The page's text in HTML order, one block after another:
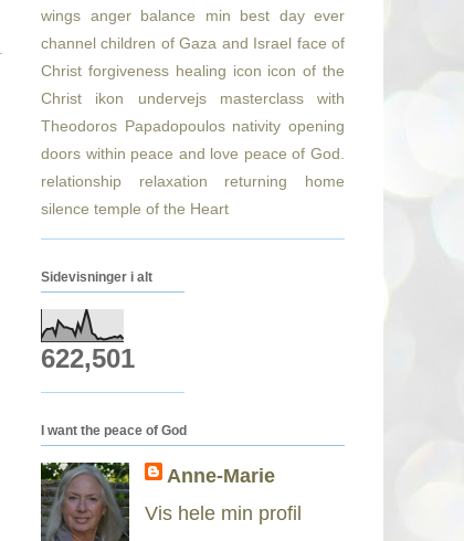
wings anger balance min
best day ever
channel children of Gaza and Israel face of
Christ forgiveness healing icon icon of the
Christ
ikon undervejs
masterclass with
Theodoros Papadopoulos nativity opening
doors within peace and love peace of God.
relationship
relaxation
returning home
silence temple of the Heart
Sidevisninger i alt
622,501
I want the peace of God
Anne-Marie
Vis hele min profil